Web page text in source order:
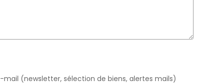
e-mail (newsletter, sélection de biens, alertes mails)